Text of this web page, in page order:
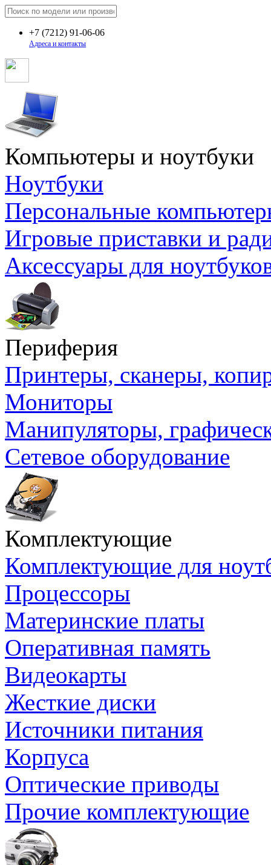
+7 (7212) 91-06-06
Адреса и контакты
Компьютеры и ноутбуки
Ноутбуки
Персональные
Игровые приставки и
Аксессуары для
Периферия
Принтеры, сканеры,
Мониторы
Манипуляторы,
Сетевое оборудование
Комплектующие
Комплектующие для
Процессоры
Материнские платы
Оперативная память
Видеокарты
Жесткие диски
Источники питания
Корпуса
Оптические приводы
Прочие комплектующие